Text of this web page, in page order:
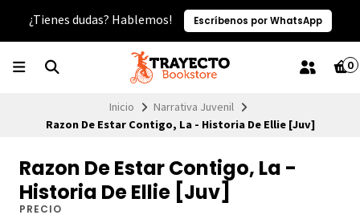
¿Tienes dudas? Hablemos! Escríbenos por WhatsApp
0
Inicio
Narrativa Juvenil
Razon De Estar Contigo, La - Historia De Ellie [Juv]
Razon De Estar Contigo, La -
Historia De Ellie [Juv]
PRECIO